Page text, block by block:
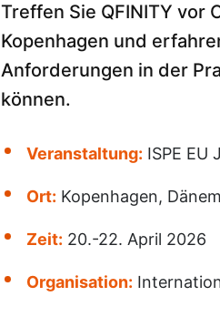
Treffen Sie QFINITY vor
Kopenhagen und
Anforderungen in der
können.
Veranstaltung: ISPE EU
Ort: Kopenhagen,
Zeit: 20.-22. April 2026
Organisation: